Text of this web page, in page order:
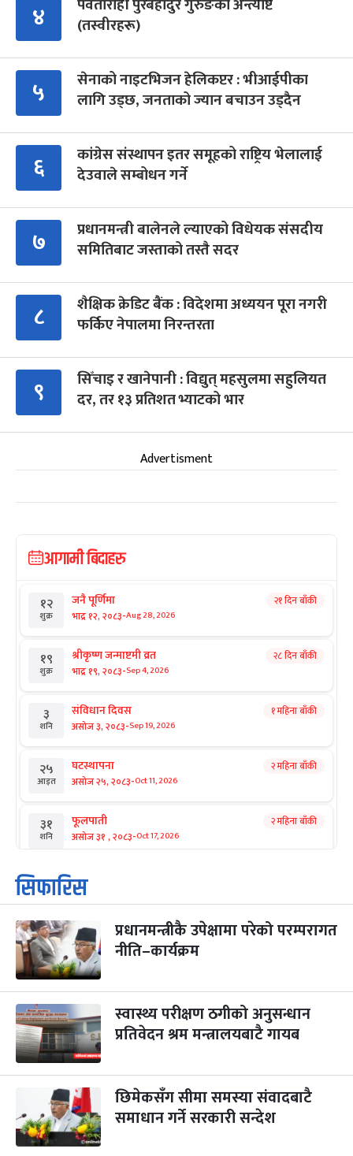
४
पर्वतारोही पुरबहादुर गुरुङको अन्त्येष्टि
(तस्वीरहरू)
५
सेनाको नाइटभिजन हेलिकप्टर : भीआईपीका
लागि उड्छ, जनताको ज्यान बचाउन उड्दैन
६
कांग्रेस संस्थापन इतर समूहको राष्ट्रिय भेलालाई
देउवाले सम्बोधन गर्ने
७
प्रधानमन्त्री बालेनले ल्याएको विधेयक संसदीय
समितिबाट जस्ताको तस्तै सदर
८
शैक्षिक क्रेडिट बैंक : विदेशमा अध्ययन पूरा नगरी
फर्किए नेपालमा निरन्तरता
९
सिँचाइ र खानेपानी : विद्युत् महसुलमा सहुलियत
दर, तर १३ प्रतिशत भ्याटको भार
Advertisment
आगामी बिदाहरु
१२
शुक्र
जनै पूर्णिमा
भाद्र १२, २०८३-Aug 28, 2026
२१ दिन बाँकी
१९
शुक्र
श्रीकृष्ण जन्माष्टमी व्रत
भाद्र १९, २०८३-Sep 4, 2026
२८ दिन बाँकी
३
शनि
संविधान दिवस
असोज ३, २०८३-Sep 19, 2026
१ महिना बाँकी
२५
आइत
घटस्थापना
असोज २५, २०८३-Oct 11, 2026
२ महिना बाँकी
३१
शनि
फूलपाती
असोज ३१ , २०८३-Oct 17, 2026
२ महिना बाँकी
१
आइत
कार्तिक सङ्क्रान्ति
कार्तिक १, २०८३
३
मंगल
महानवमी
कार्तिक ३, २०८३-Oct 20, 2026
२ महिना बाँकी
४
बुध कार्तिक ४, २०८३ Oct 21, 2026
५
बिहि
पापा‌ङ्कुशा एकादशी व्रत
कार्तिक ५, २०८३
२ महिना बाँकी
२२
आइत
कुकुर तिहार
कार्तिक २२, २०८३-Nov 8, 2026
३ महिना बाँकी
गाई पूजा
सिफारिस
प्रधानमन्त्रीकै उपेक्षामा परेको परम्परागत
नीति–कार्यक्रम
स्वास्थ्य परीक्षण ठगीको अनुसन्धान
प्रतिवेदन श्रम मन्त्रालयबाटै गायब
छिमेकसँग सीमा समस्या संवादबाटै
समाधान गर्ने सरकारी सन्देश